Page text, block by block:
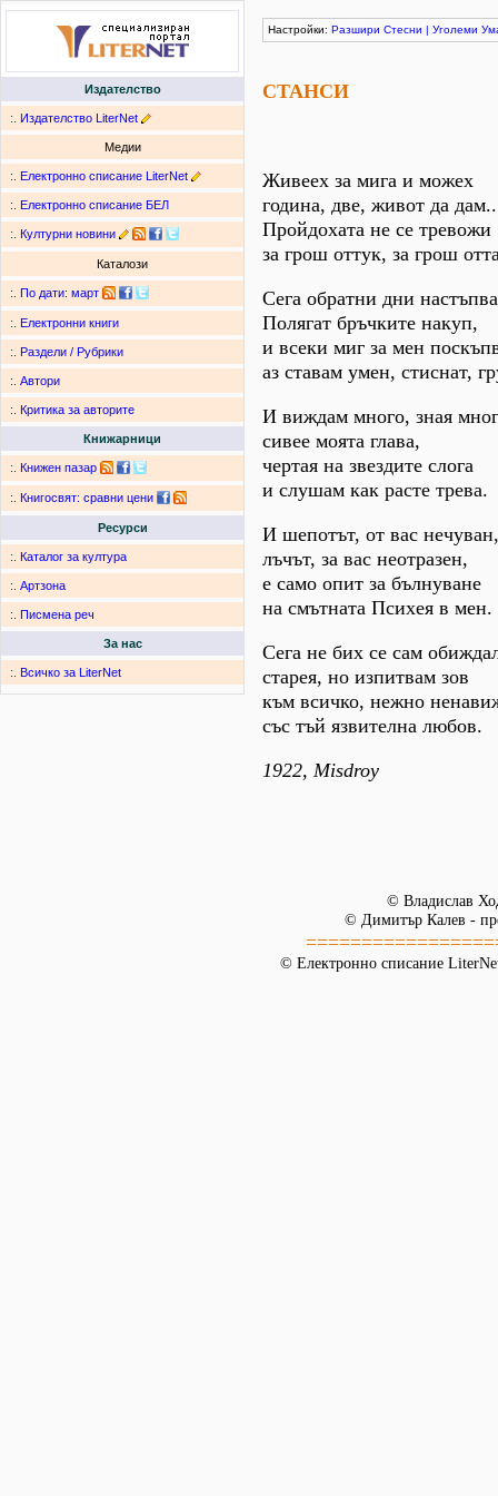
Издателство
:. Издателство LiterNet
Медии
:. Електронно списание LiterNet
:. Електронно списание БЕЛ
:. Културни новини
Каталози
:. По дати: март
:. Електронни книги
:. Раздели / Рубрики
:. Автори
:. Критика за авторите
Книжарници
:. Книжен пазар
:. Книгосвят: сравни цени
Ресурси
:. Каталог за култура
:. Артзона
:. Писмена реч
За нас
:. Всичко за LiterNet
Настройки: Разшири Стесни | Уголеми
СТАНСИ
Живеех за мига и можех
година, две, живот да
Пройдохата не се тревожи
за грош оттук, за грош
Сега обратни дни
Полягат бръчките накуп,
и всеки миг за мен
аз ставам умен, стиснат,
И виждам много, зная
сивее моята глава,
чертая на звездите слога
и слушам как расте трева.
И шепотът, от вас нечуван,
лъчът, за вас неотразен,
е само опит за бълнуване
на смътната Психея в мен.
Сега не бих се сам
старея, но изпитвам зов
към всичко, нежно
със тъй язвителна любов.
1922, Misdroy
© Владислав
© Димитър Калев -
© Електронно списание